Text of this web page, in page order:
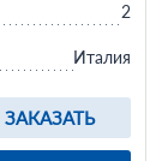
ЗАКАЗАТЬ
2
Италия